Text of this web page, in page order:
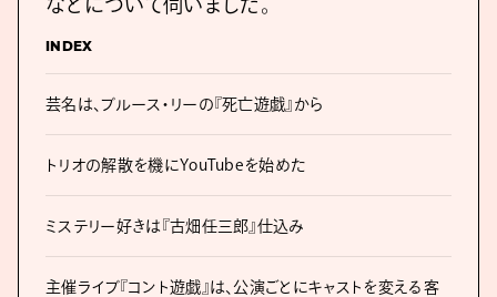
などについて伺いました。
INDEX
芸名は、ブルース・リーの『死亡遊戯』から
トリオの解散を機にYouTubeを始めた
ミステリー好きは『古畑任三郎』仕込み
主催ライブ『コント遊戯』は、公演ごとにキャストを変える客